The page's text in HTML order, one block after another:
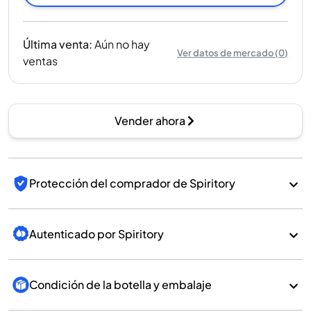
Última venta:Aún no hay
ventas
Ver datos de mercado(0)
Vender ahora
Protección del comprador de Spiritory
Autenticado por Spiritory
Condición de la botella y embalaje